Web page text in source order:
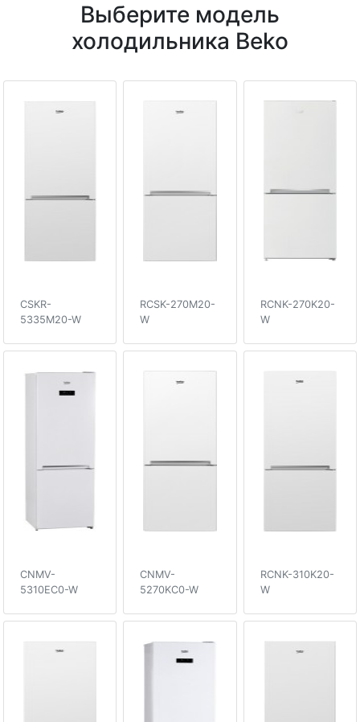
Выберите модель
холодильника Beko
CSKR-
5335M20-W
RCSK-270M20-
W
RCNK-270K20-
W
CNMV-
5310EC0-W
CNMV-
5270KC0-W
RCNK-310K20-
W